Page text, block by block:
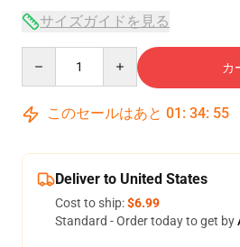
サイズガイドを見る
カ
このセールはあと 01 : 34: 54
Deliver to United States
Cost to ship:$6.99
Standard - Order today to get by